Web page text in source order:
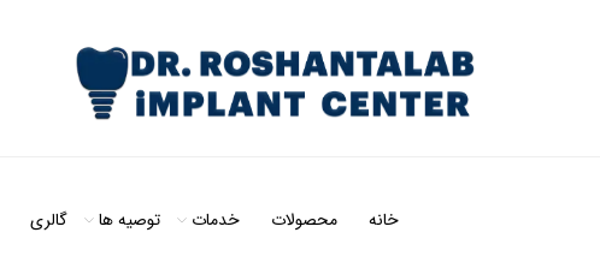
خانه محصولات خدمات توصیه ها گالری